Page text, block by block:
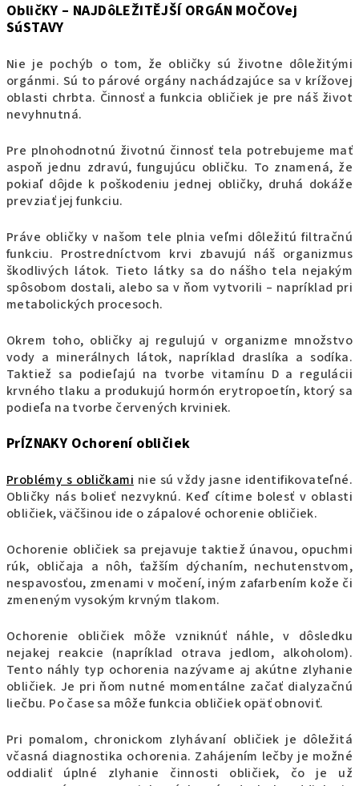
ObličKY – NAJDôLEŽITĚJŠÍ ORGÁN MOČOVej
SúSTAVY
Nie je pochýb o tom, že obličky sú životne dôležitými
orgánmi. Sú to párové orgány nachádzajúce sa v krížovej
oblasti chrbta. Činnosť a funkcia obličiek je pre náš život
nevyhnutná.
Pre plnohodnotnú životnú činnosť tela potrebujeme mať
aspoň jednu zdravú, fungujúcu obličku. To znamená, že
pokiaľ dôjde k poškodeniu jednej obličky, druhá dokáže
prevziať jej funkciu.
Práve obličky v našom tele plnia veľmi dôležitú filtračnú
funkciu. Prostredníctvom krvi zbavujú náš organizmus
škodlivých látok. Tieto látky sa do nášho tela nejakým
spôsobom dostali, alebo sa v ňom vytvorili – napríklad pri
metabolických procesoch.
Okrem toho, obličky aj regulujú v organizme množstvo
vody a minerálnych látok, napríklad draslíka a sodíka.
Taktiež sa podieľajú na tvorbe vitamínu D a regulácii
krvného tlaku a produkujú hormón erytropoetín, ktorý sa
podieľa na tvorbe červených krviniek.
PrÍZNAKY Ochorení obličiek
Problémy s obličkami nie sú vždy jasne identifikovateľné.
Obličky nás bolieť nezvyknú. Keď cítime bolesť v oblasti
obličiek, väčšinou ide o zápalové ochorenie obličiek.
Ochorenie obličiek sa prejavuje taktiež únavou, opuchmi
rúk, obličaja a nôh, ťažším dýchaním, nechutenstvom,
nespavosťou, zmenami v močení, iným zafarbením kože či
zmeneným vysokým krvným tlakom.
Ochorenie obličiek môže vzniknúť náhle, v dôsledku
nejakej reakcie (napríklad otrava jedlom, alkoholom).
Tento náhly typ ochorenia nazývame aj akútne zlyhanie
obličiek. Je pri ňom nutné momentálne začať dialyzačnú
liečbu. Po čase sa môže funkcia obličiek opäť obnoviť.
Pri pomalom, chronickom zlyhávaní obličiek je dôležitá
včasná diagnostika ochorenia. Zahájením lečby je možné
oddialiť úplné zlyhanie činnosti obličiek, čo je už